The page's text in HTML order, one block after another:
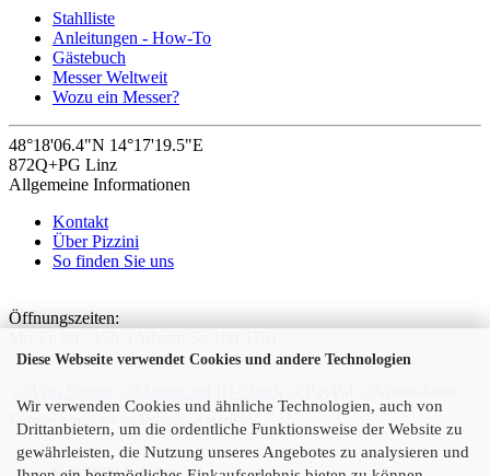
Diese Webseite verwendet Cookies und andere Technologien
Wir verwenden Cookies und ähnliche Technologien, auch von
Drittanbietern, um die ordentliche Funktionsweise der Website zu
gewährleisten, die Nutzung unseres Angebotes zu analysieren und
Stahlliste
Anleitungen - How-To
Gästebuch
Messer Weltweit
Wozu ein Messer?
48°18'06.4"N 14°17'19.5"E
872Q+PG Linz
Allgemeine Informationen
Kontakt
Über Pizzini
So finden Sie uns
Öffnungszeiten: